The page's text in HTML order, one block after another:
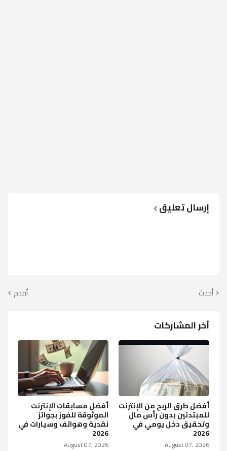
إرسال تعليق
أحدث أقدم
آخر المشاركات
أفضل طرق الربح من الإنترنت
للمبتدئين بدون رأس مال
وتحقيق دخل يومي في
2026
August 07, 2026
أفضل مسابقات الإنترنت
الموثوقة للفوز بجوائز
نقدية وهواتف وسيارات في
2026
August 07, 2026